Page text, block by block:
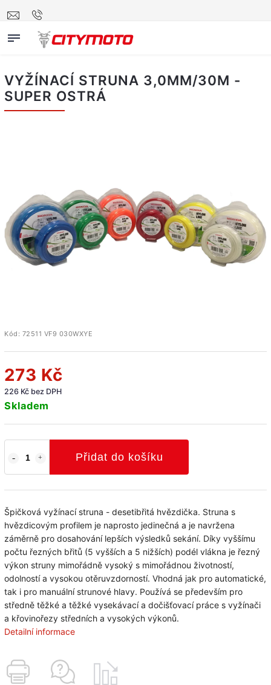
VYŽÍNACÍ STRUNA 3,0MM/30M -
SUPER OSTRÁ
Kód: 72511 VF9 030WXYE
273 Kč
226 Kč bez DPH
Skladem
Přidat do košíku
Špičková vyžínací struna - desetibřitá hvězdička. Struna s
hvězdicovým profilem je naprosto jedinečná a je navržena
záměrně pro dosahování lepších výsledků sekání. Díky vyššímu
počtu řezných břitů (5 vyšších a 5 nižších) podél vlákna je řezný
výkon struny mimořádně vysoký s mimořádnou životností,
odolností a vysokou otěruvzdorností. Vhodná jak pro automatické,
tak i pro manuální strunové hlavy. Používá se především pro
středně těžké a těžké vysekávací a dočišťovací práce s vyžínači
a křovinořezy středních a vysokých výkonů.
Detailní informace